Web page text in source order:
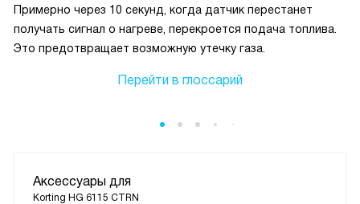
Примерно через 10 секунд, когда датчик перестанет
получать сигнал о нагреве, перекроется подача топлива.
Это предотвращает возможную утечку газа.
Перейти в глоссарий
Аксессуары для
Korting HG 6115 CTRN